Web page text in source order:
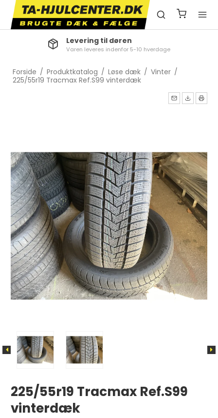
Levering til døren
Varen leveres indenfor 5-10 hverdage
Forside / Produktkatalog / Løse dæk / Vinter /
225/55r19 Tracmax Ref.S99 vinterdæk
225/55r19 Tracmax Ref.S99
vinterdæk